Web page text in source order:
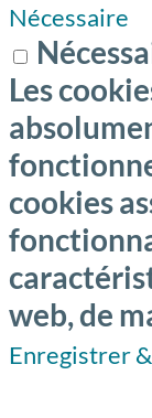
Nécessaire
Les
cookies
web, de
Enregistrer